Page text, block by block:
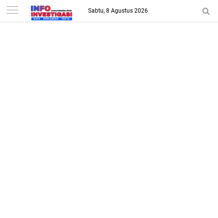
-->
Sabtu, 8 Agustus 2026